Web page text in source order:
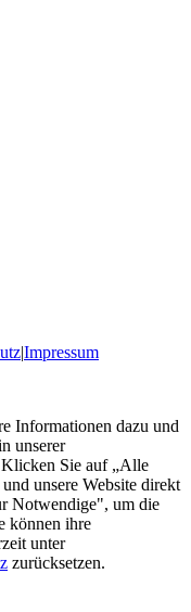
|Impressum
Informationen dazu und
unserer
Klicken Sie auf „Alle
unsere Website direkt
Notwendige", um die
können ihre
unter
zurücksetzen.